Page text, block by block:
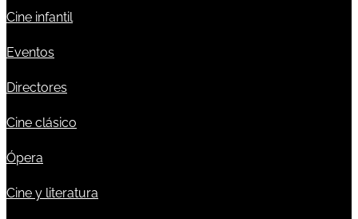
Cine infantil
Eventos
Directores
Cine clásico
Ópera
Cine y literatura